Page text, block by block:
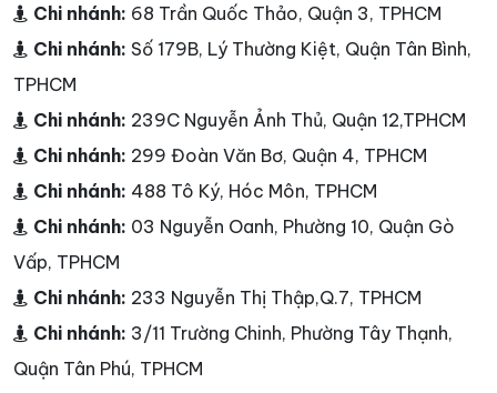
Chi nhánh: 68 Trần Quốc Thảo, Quận 3, TPHCM
Chi nhánh: Số 179B, Lý Thường Kiệt, Quận Tân Bình,
TPHCM
Chi nhánh: 239C Nguyễn Ảnh Thủ, Quận 12,TPHCM
Chi nhánh: 299 Đoàn Văn Bơ, Quận 4, TPHCM
Chi nhánh: 488 Tô Ký, Hóc Môn, TPHCM
Chi nhánh: 03 Nguyễn Oanh, Phường 10, Quận Gò
Vấp, TPHCM
Chi nhánh: 233 Nguyễn Thị Thập,Q.7, TPHCM
Chi nhánh: 3/11 Trường Chinh, Phường Tây Thạnh,
Quận Tân Phú, TPHCM